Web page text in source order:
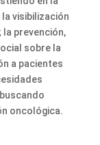
visibilización
la prevención,
sobre la
a pacientes
oncológica.